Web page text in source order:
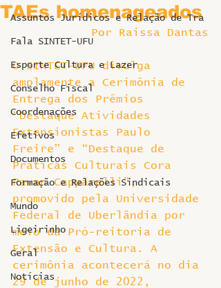
Assuntos Jurídicos e Relação de Tra
Fala SINTET-UFU
Esporte Cultura e Lazer
Conselho Fiscal
Coordenações
Efetivos
Documentos
Formação e Relações Sindicais
Mundo
Ligeirinho
Geral
Notícias
TAEs homenageados
Por Raissa Dantas
O SINTET-UFU divulga
amplamente a Cerimônia de
Entrega dos Prêmios
“Destaque Atividades
Extensionistas Paulo
Freire” e “Destaque de
Práticas Culturais Cora
Pavan Capparelli”,
promovido pela Universidade
Federal de Uberlândia por
meio da Pró-reitoria de
Extensão e Cultura. A
cerimônia acontecerá no dia
29 de junho de 2022,